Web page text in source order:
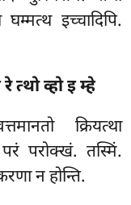
इच्चादिपि.
व्हो इ म्हे
क्रियत्था
परोक्खं. तस्मिं.
न होन्ति.